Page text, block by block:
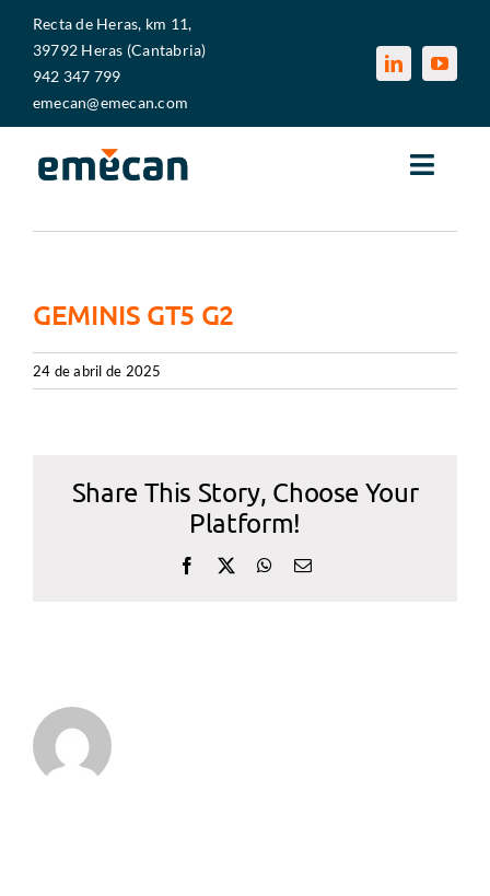
Saltar
contenido
Recta de Heras, km 11,
39792 Heras (Cantabria)
942 347 799
emecan@emecan.com
Toggle
EMECAN
SERVICIOS
GEMINIS GT5 G2
24 de abril de 2025
Share This Story, Choose Your
Platform!
Facebook WhatsApp
Correo